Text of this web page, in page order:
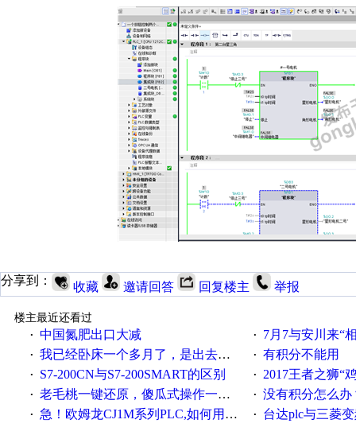
分享到： 收藏 邀请回答 回复楼主 举报
楼主最近还看过
· 中国氮肥出口大减 · 7月7与安川来“
· 我已经卧床一个多月了，是出去安装机械手在高速遭遇车祸所致:大家工作都要特别注意啊 · 有积分不能用
· S7-200CN与S7-200SMART的区别 · 2017王者之狮“鸡”情签到
· 老毛桃一键还原，傻瓜式操作一键轻松备份还原；程序为向导式安装，一键即可实现自动备份或还原系统。 · 没有积分怎么办
· 急！欧姆龙CJ1M系列PLC,如何用时间控制变频器。要求时间在组态王中可以自由输入！拜托各位大神了！ · 台达plc与三菱